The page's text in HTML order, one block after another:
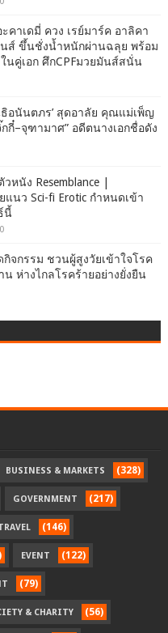
คาเดมี่ ควง เรย์มาร์ค อาลิคา
ส์ ขึ้นชั่งน้ำหนักผ่านฉลุย พร้อม
นคู่เอก ศึกCPFมวยมันส์สนั่น
อนันตภร’ สุดอาลัย คุณแม่เพ็ญ
กี๋–จุฑามาศ” อดีตนางเอกชื่อดัง
หนัง Resemblance |
นว Sci-fi Erotic กำหนดเข้า
นี้
0
กิจกรรม ชวนผู้สูงวัยเข้าใจโรค
น ห่างไกลโรคร้ายอย่างยั่งยืน
BUSINESS & MARKETS (328)
GOVERNMENT (217)
(146)
EVENT (122)
(79)
& CHARITY (56)